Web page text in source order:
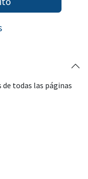
todas las páginas